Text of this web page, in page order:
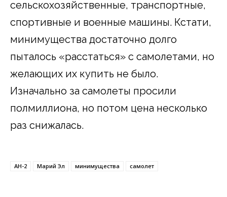
сельскохозяйственные, транспортные,
спортивные и военные машины. Кстати,
минимущества достаточно долго
пыталось «расстаться» с самолетами, но
желающих их купить не было.
Изначально за самолеты просили
полмиллиона, но потом цена несколько
раз снижалась.
АН-2 Марий Эл минимущества самолет